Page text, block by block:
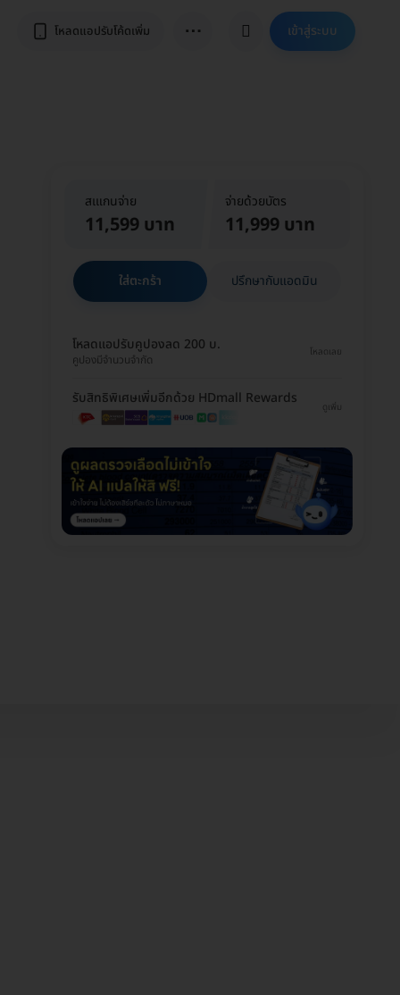
โหลดแอปรับโค้ดเพิ่ม ⋯ เข้าสู่ระบบ
จ่ายด้วยบัตร
11,999 บาท
สเแกนจ่าย
11,599 บาท
ใส่ตะกร้า ปรึกษากับแอดมิน
โหลดแอปรับคูปองลด 200 บ.
คูปองมีจำนวนจำกัด
โหลดเลย
รับสิทธิพิเศษเพิ่มอีกด้วย HDmall Rewards
ดูเพิ่ม